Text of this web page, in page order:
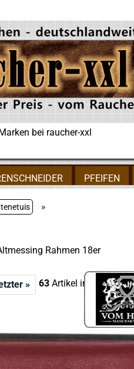
PFEIFEN
»
Rahmen 18er
» 63 Artikel in dieser